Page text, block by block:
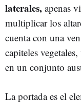
laterales, apenas
multiplicar los
cuenta con una
capiteles
en un conjunto
La portada es el